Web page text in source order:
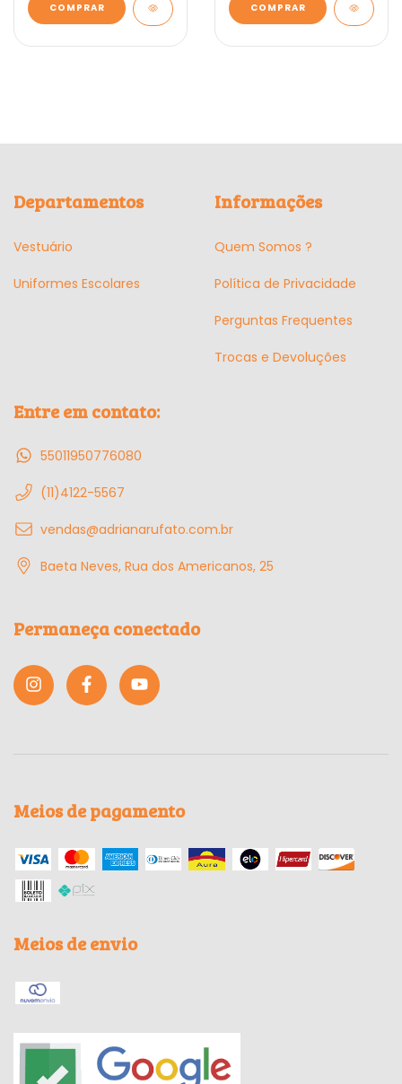
COMPRAR COMPRAR
Departamentos
Vestuário
Uniformes Escolares
Informações
Quem Somos ?
Política de Privacidade
Perguntas Frequentes
Trocas e Devoluções
Entre em contato:
55011950776080
(11)4122-5567
vendas@adrianarufato.com.br
Baeta Neves, Rua dos Americanos, 25
Permaneça conectado
Meios de pagamento
Meios de envio